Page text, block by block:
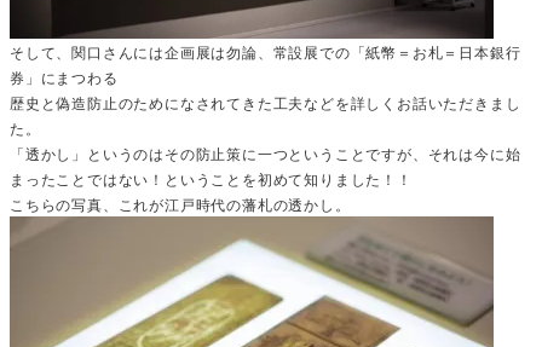
そして、関口さんには企画展は勿論、常設展での「紙幣＝お札＝日本銀行
券」にまつわる
歴史と偽造防止のためになされてきた工夫などを詳しくお話いただきまし
た。
「透かし」というのはその防止策に一つということですが、それは今に始
まったことではない！ということを初めて知りました！！
こちらの写真、これが江戸時代の藩札の透かし。